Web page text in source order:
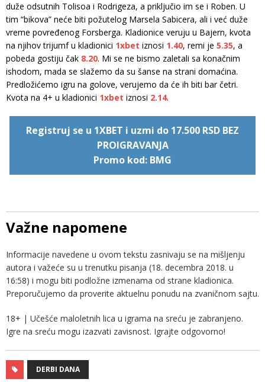
duže odsutnih Tolisoa i Rodrigeza, a priključio im se i Roben. U
tim “bikova” neće biti požutelog Marsela Sabicera, ali i već duže
vreme povređenog Forsberga. Kladionice veruju u Bajern, kvota
na njihov trijumf u kladionici 1xbet iznosi 1.40, remi je 5.35, a
pobeda gostiju čak 8.20. Mi se ne bismo zaletali sa konačnim
ishodom, mada se slažemo da su šanse na strani domaćina.
Predložićemo igru na golove, verujemo da će ih biti bar četri.
Kvota na 4+ u kladionici 1xbet iznosi 2.14.
Registruj se u 1XBET i uzmi do 17.500 RSD BEZ
PROIGRAVANJA
Promo kod: BMG
Važne napomene
Informacije navedene u ovom tekstu zasnivaju se na mišljenju
autora i važeće su u trenutku pisanja (18. decembra 2018. u
16:58) i mogu biti podložne izmenama od strane kladionica.
Preporučujemo da proverite aktuelnu ponudu na zvaničnom sajtu.
18+ | Učešće maloletnih lica u igrama na sreću je zabranjeno.
Igre na sreću mogu izazvati zavisnost. Igrajte odgovorno!
DERBI DANA